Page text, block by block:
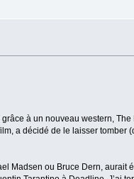
à un nouveau western,
a décidé de le laisser tomber
Madsen ou Bruce Dern, aurait